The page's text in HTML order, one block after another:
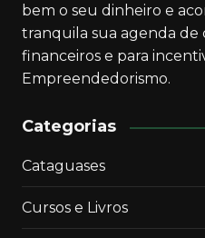
bem o seu dinheiro e
tranquila sua agenda de
financeiros e para
Empreendedorismo.
Categorias
Cataguases
Cursos e Livros